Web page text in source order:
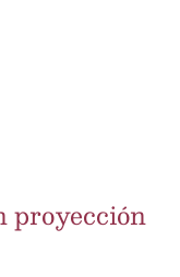
proyección